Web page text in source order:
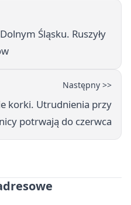
Śląsku. Ruszyły
Następny >>
korki. Utrudnienia przy
potrwają do czerwca